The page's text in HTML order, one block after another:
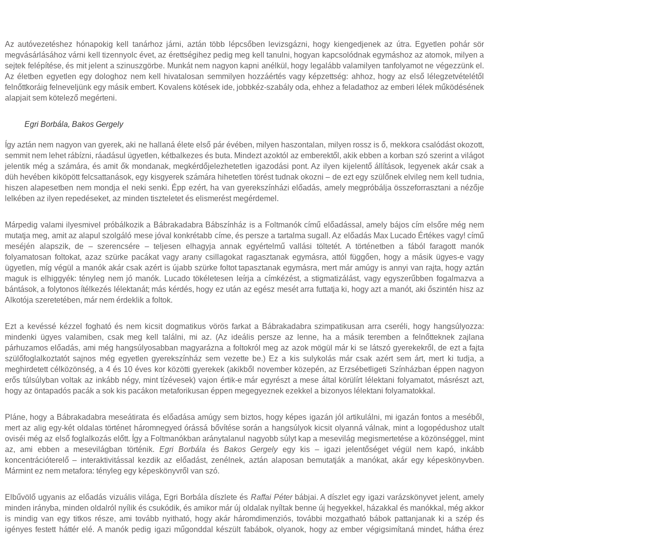
Az autóvezetéshez hónapokig kell tanárhoz járni, aztán több lépcsőben levizsgázni, hogy kiengedjenek az útra. Egyetlen pohár sör
megvásárlásához várni kell tizennyolc évet, az érettségihez pedig meg kell tanulni, hogyan kapcsolódnak egymáshoz az atomok, milyen a
sejtek felépítése, és mit jelent a szinuszgörbe. Munkát nem nagyon kapni anélkül, hogy legalább valamilyen tanfolyamot ne végezzünk el.
Az életben egyetlen egy dologhoz nem kell hivatalosan semmilyen hozzáértés vagy képzettség: ahhoz, hogy az első lélegzetvételétől
felnőttkoráig felneveljünk egy másik embert. Kovalens kötések ide, jobbkéz-szabály oda, ehhez a feladathoz az emberi lélek működésének
alapjait sem kötelező megérteni.
Egri Borbála, Bakos Gergely
Így aztán nem nagyon van gyerek, aki ne hallaná élete első pár évében, milyen haszontalan, milyen rossz is ő, mekkora csalódást okozott,
semmit nem lehet rábízni, ráadásul ügyetlen, kétbalkezes és buta. Mindezt azoktól az emberektől, akik ebben a korban szó szerint a világot
jelentik még a számára, és amit ők mondanak, megkérdőjelezhetetlen igazodási pont. Az ilyen kijelentő állítások, legyenek akár csak a
düh hevében kiköpött felcsattanások, egy kisgyerek számára hihetetlen törést tudnak okozni – de ezt egy szülőnek elvileg nem kell tudnia,
hiszen alapesetben nem mondja el neki senki. Épp ezért, ha van gyerekszínházi előadás, amely megpróbálja összeforrasztani a nézője
lelkében az ilyen repedéseket, az minden tiszteletet és elismerést megérdemel.
Márpedig valami ilyesmivel próbálkozik a Bábrakadabra Bábszínház is a Foltmanók című előadással, amely bájos cím elsőre még nem
mutatja meg, amit az alapul szolgáló mese jóval konkrétabb címe, és persze a tartalma sugall. Az előadás Max Lucado Értékes vagy! című
meséjén alapszik, de – szerencsére – teljesen elhagyja annak egyértelmű vallási töltetét. A történetben a fából faragott manók
folyamatosan foltokat, azaz szürke pacákat vagy arany csillagokat ragasztanak egymásra, attól függően, hogy a másik ügyes-e vagy
ügyetlen, míg végül a manók akár csak azért is újabb szürke foltot tapasztanak egymásra, mert már amúgy is annyi van rajta, hogy aztán
maguk is elhiggyék: tényleg nem jó manók. Lucado tökéletesen leírja a címkézést, a stigmatizálást, vagy egyszerűbben fogalmazva a
bántások, a folytonos ítélkezés lélektanát; más kérdés, hogy ez után az egész mesét arra futtatja ki, hogy azt a manót, aki őszintén hisz az
Alkotója szeretetében, már nem érdeklik a foltok.
Ezt a kevéssé kézzel fogható és nem kicsit dogmatikus vörös farkat a Bábrakadabra szimpatikusan arra cseréli, hogy hangsúlyozza:
mindenki ügyes valamiben, csak meg kell találni, mi az. (Az ideális persze az lenne, ha a másik teremben a felnőtteknek zajlana
párhuzamos előadás, ami még hangsúlyosabban magyarázna a foltokról meg az azok mögül már ki se látszó gyerekekről, de ezt a fajta
szülőfoglalkoztatót sajnos még egyetlen gyerekszínház sem vezette be.) Ez a kis sulykolás már csak azért sem árt, mert ki tudja, a
meghirdetett célközönség, a 4 és 10 éves kor közötti gyerekek (akikből november közepén, az Erzsébetligeti Színházban éppen nagyon
erős túlsúlyban voltak az inkább négy, mint tízévesek) vajon értik-e már egyrészt a mese által körülírt lélektani folyamatot, másrészt azt,
hogy az öntapadós pacák a sok kis pacákon metaforikusan éppen megegyeznek ezekkel a bizonyos lélektani folyamatokkal.
Pláne, hogy a Bábrakadabra meseátirata és előadása amúgy sem biztos, hogy képes igazán jól artikulálni, mi igazán fontos a meséből,
mert az alig egy-két oldalas történet háromnegyed órássá bővítése során a hangsúlyok kicsit olyanná válnak, mint a logopédushoz utalt
oviséi még az első foglalkozás előtt. Így a Foltmanókban aránytalanul nagyobb súlyt kap a mesevilág megismertetése a közönséggel, mint
az, ami ebben a mesevilágban történik.Egri Borbála és Bakos Gergelyegy kis – igazi jelentőséget végül nem kapó, inkább
koncentrációterelő – interaktivitással kezdik az előadást, zenélnek, aztán alaposan bemutatják a manókat, akár egy képeskönyvben.
Mármint ez nem metafora: tényleg egy képeskönyvről van szó.
Elbűvölő ugyanis az előadás vizuális világa, Egri Borbála díszlete és Raffai Péterbábjai. A díszlet egy igazi varázskönyvet jelent, amely
minden irányba, minden oldalról nyílik és csukódik, és amikor már új oldalak nyíltak benne új hegyekkel, házakkal és manókkal, még akkor
is mindig van egy titkos része, ami tovább nyitható, hogy akár háromdimenziós, további mozgatható bábok pattanjanak ki a szép és
igényes festett háttér elé. A manók pedig igazi műgonddal készült fabábok, olyanok, hogy az ember végigsimítaná mindet, hátha érez